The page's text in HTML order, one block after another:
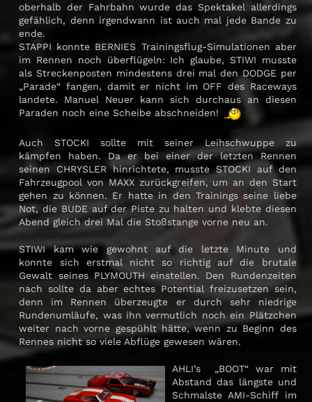
oberhalb der Fahrbahn wurde das Spektakel allerdings
gefählich, denn irgendwann ist auch mal jede Bande zu
ende.
STAPPI konnte BERNIES Trainingsflug-Simulationen aber
im Rennen noch überflügeln: Ich glaube, STIWI musste
als Streckenposten mindestens drei mal den DODGE per
„Parade“ fangen, damit er nicht im OFF des Raceways
landete. Manuel Neuer kann sich durchaus an diesen
Paraden noch eine Scheibe abschneiden!
Auch STOCKI sollte mit seiner Leihschwuppe zu
kämpfen haben. Da er bei einer der letzten Rennen
seinen CHRYSLER hinrichtete, musste STOCKI auf den
Fahrzeugpool von MAXX zurückgreifen, um an den Start
gehen zu können. Er hatte in den Trainings seine liebe
Not, die BUDE auf der Piste zu halten und klebte diesen
Abend gleich drei Mal die Stoßstange vorne neu an.
STIWI kam wie gewohnt auf die letzte Minute und
konnte sich erstmal nicht so richtig auf die brutale
Gewalt seines PLYMOUTH einstellen. Den Rundenzeiten
nach sollte da aber echtes Potential freizusetzen sein,
denn im Rennen überzeugte er durch sehr niedrige
Rundenumläufe, was ihn vermutlich noch ein Plätzchen
weiter nach vorne gespühlt hätte, wenn zu Beginn des
Rennes nicht so viele Abflüge gewesen wären.
AHLI’s „BOOT“ war mit
Abstand das längste und
Schmalste AMI-Schiff im